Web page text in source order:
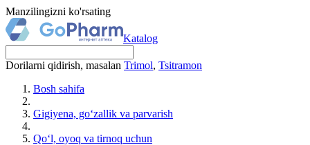
Manzilingizni ko'rsating
Katalog
Dorilarni qidirish, masalan Trimol, Tsitramon
Bosh sahifa
Gigiyena, go‘zallik va parvarish
Qo‘l, oyoq va tirnoq uchun